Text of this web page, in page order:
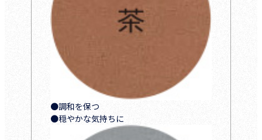
●調和を保つ
●穏やかな気持ちに